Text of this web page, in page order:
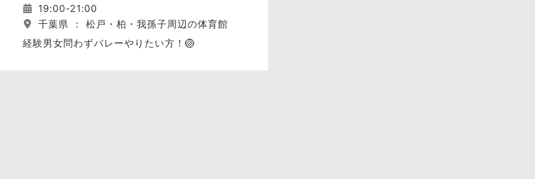
19:00-21:00
千葉県 ： 松戸・柏・我孫子周辺の体育館
経験男女問わずバレーやりたい方！🏐